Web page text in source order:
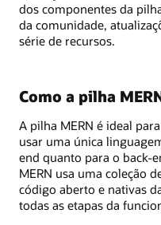
dos componentes da
da comunidade,
série de recursos.
Como a pilha
A pilha MERN é ideal
usar uma única
end quanto para o back-
MERN usa uma coleção
código aberto e nativas
todas as etapas da